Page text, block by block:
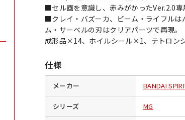
■セル画を意識し、赤みがかったVer.2.0専
■クレイ・バズーカ、ビーム・ライフルは
ム・サーベルの刃はクリアパーツで再現。
成形品×14、ホイルシール×1、テトロン
仕様
メーカー BANDAI
シリーズ MG